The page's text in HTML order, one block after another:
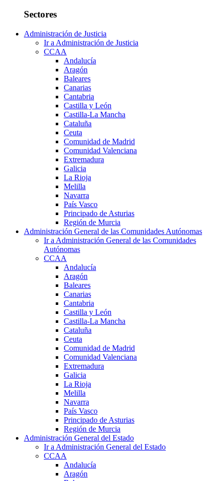
Sectores
Administración de Justicia
Ir a Administración de Justicia
CCAA
Andalucía
Aragón
Baleares
Canarias
Cantabria
Castilla y León
Castilla-La Mancha
Cataluña
Ceuta
Comunidad de Madrid
Comunidad Valenciana
Extremadura
Galicia
La Rioja
Melilla
Navarra
País Vasco
Principado de Asturias
Región de Murcia
Administración General de las Comunidades Autónomas
Ir a Administración General de las Comunidades
Autónomas
CCAA
Andalucía
Aragón
Baleares
Canarias
Cantabria
Castilla y León
Castilla-La Mancha
Cataluña
Ceuta
Comunidad de Madrid
Comunidad Valenciana
Extremadura
Galicia
La Rioja
Melilla
Navarra
País Vasco
Principado de Asturias
Región de Murcia
Administración General del Estado
Ir a Administración General del Estado
CCAA
Andalucía
Aragón